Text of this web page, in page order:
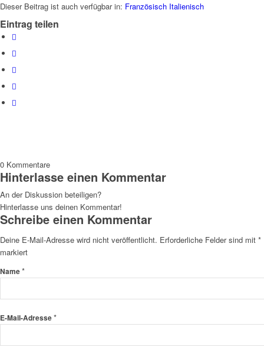
Dieser Beitrag ist auch verfügbar in: Französisch Italienisch
Eintrag teilen
0 Kommentare
Hinterlasse einen Kommentar
An der Diskussion beteiligen?
Hinterlasse uns deinen Kommentar!
Schreibe einen Kommentar
Deine E-Mail-Adresse wird nicht veröffentlicht. Erforderliche Felder sind mit *
markiert
Name*
E-Mail-Adresse*